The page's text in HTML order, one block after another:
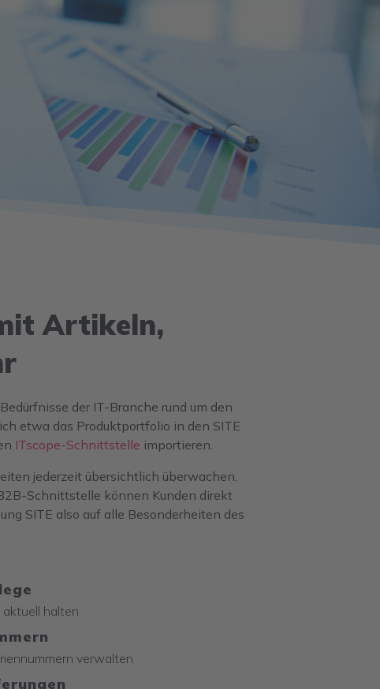
Artikeln,
der IT-Branche rund um den
etwa das Produktportfolio in den SITE
ITscope-Schnittstelle importieren.
jederzeit übersichtlich überwachen.
Schnittstelle können Kunden direkt
SITE also auf alle Besonderheiten des
halten
verwalten